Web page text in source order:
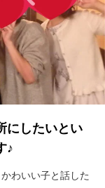
にしたいとい
♪
わいい子と話した